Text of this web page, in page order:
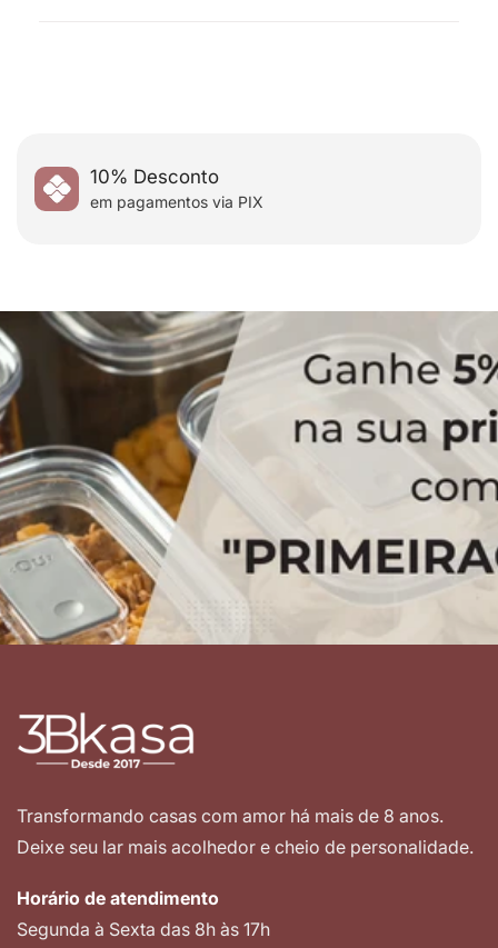
10% Desconto
em pagamentos via PIX
Transformando casas com amor há mais de 8 anos.
Deixe seu lar mais acolhedor e cheio de personalidade.
Horário de atendimento
Segunda à Sexta das 8h às 17h